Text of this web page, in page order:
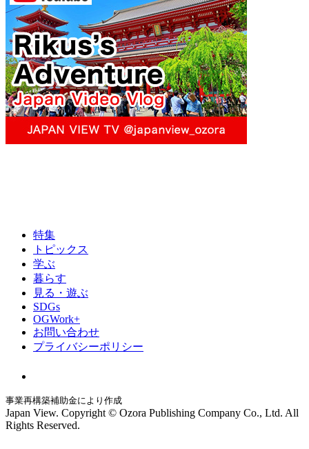
特集
トピックス
学ぶ
暮らす
見る・遊ぶ
SDGs
OGWork+
お問い合わせ
プライバシーポリシー
事業再構築補助金により作成
Japan View. Copyright © Ozora Publishing Company Co., Ltd. All
Rights Reserved.